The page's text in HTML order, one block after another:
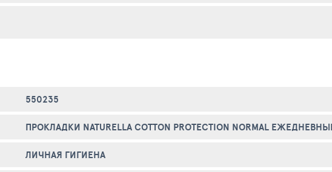
550235
ПРОКЛАДКИ NATURELLA COTTON PROTECTION NORMAL
ЛИЧНАЯ ГИГИЕНА